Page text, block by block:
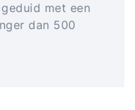
met een
dan 500